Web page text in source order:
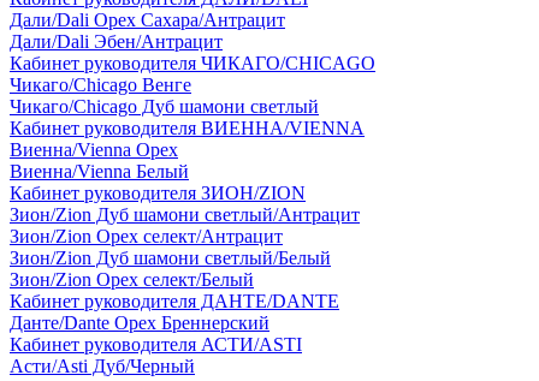
Дали/Dali Орех Cахара/Антрацит
Дали/Dali Эбен/Антрацит
Кабинет руководителя ЧИКАГО/CHICAGO
Чикаго/Chicago Венге
Чикаго/Chicago Дуб шамони светлый
Кабинет руководителя ВИЕННА/VIENNA
Виенна/Vienna Орех
Виенна/Vienna Белый
Кабинет руководителя ЗИОН/ZION
Зион/Zion Дуб шамони светлый/Антрацит
Зион/Zion Орех селект/Антрацит
Зион/Zion Дуб шамони светлый/Белый
Зион/Zion Орех селект/Белый
Кабинет руководителя ДАНТЕ/DANTE
Данте/Dante Орех Бреннерский
Кабинет руководителя АСТИ/ASTI
Асти/Asti Дуб/Черный